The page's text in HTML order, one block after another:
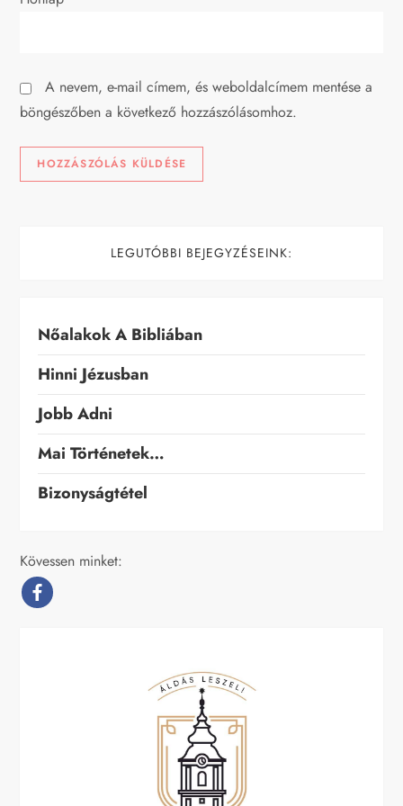
A nevem, e-mail címem, és weboldalcímem mentése a
böngészőben a következő hozzászólásomhoz.
LEGUTÓBBI BEJEGYZÉSEINK:
Nőalakok A Bibliában
Hinni Jézusban
Jobb Adni
Mai Történetek…
Bizonyságtétel
Kövessen minket: